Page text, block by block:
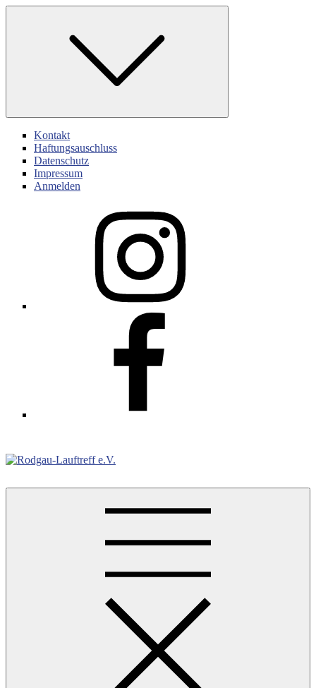
Skip
Kontakt
Haftungsauschluss
Datenschutz
Impressum
Anmelden